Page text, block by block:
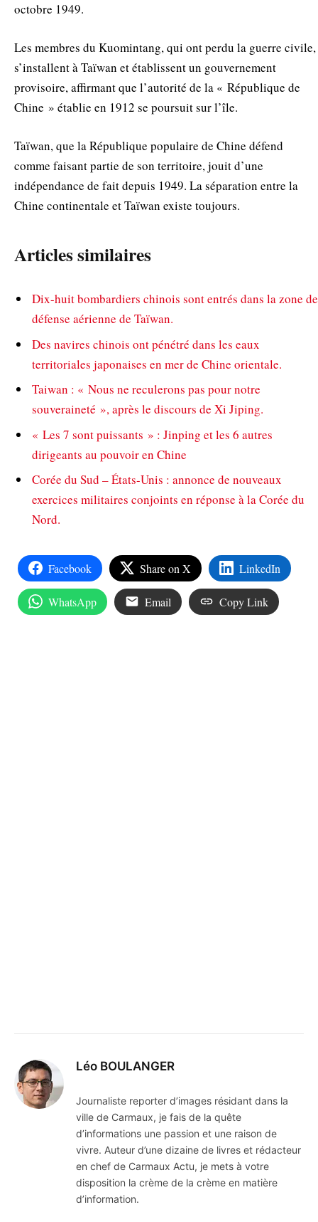
octobre 1949.
Les membres du Kuomintang, qui ont perdu la guerre civile,
s’installent à Taïwan et établissent un gouvernement
provisoire, affirmant que l’autorité de la « République de
Chine » établie en 1912 se poursuit sur l’île.
Taïwan, que la République populaire de Chine défend
comme faisant partie de son territoire, jouit d’une
indépendance de fait depuis 1949. La séparation entre la
Chine continentale et Taïwan existe toujours.
Articles similaires
Dix-huit bombardiers chinois sont entrés dans la zone de
défense aérienne de Taïwan.
Des navires chinois ont pénétré dans les eaux
territoriales japonaises en mer de Chine orientale.
Taiwan : « Nous ne reculerons pas pour notre
souveraineté », après le discours de Xi Jiping.
« Les 7 sont puissants » : Jinping et les 6 autres
dirigeants au pouvoir en Chine
Corée du Sud – États-Unis : annonce de nouveaux
exercices militaires conjoints en réponse à la Corée du
Nord.
Facebook Share on X LinkedIn
WhatsApp Email Copy Link
Léo BOULANGER
Journaliste reporter d’images résidant dans la
ville de Carmaux, je fais de la quête
d’informations une passion et une raison de
vivre. Auteur d’une dizaine de livres et rédacteur
en chef de Carmaux Actu, je mets à votre
disposition la crème de la crème en matière
d’information.